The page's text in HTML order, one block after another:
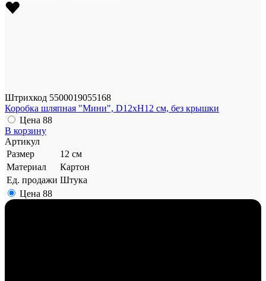
Штрихкод 5500019055168
Коробка шляпная "Мини", D12xH12 см, без крышки
Цена 88
В корзину
Артикул
Размер
12 см
Материал
Картон
Ед. продажи Штука
Цена 88